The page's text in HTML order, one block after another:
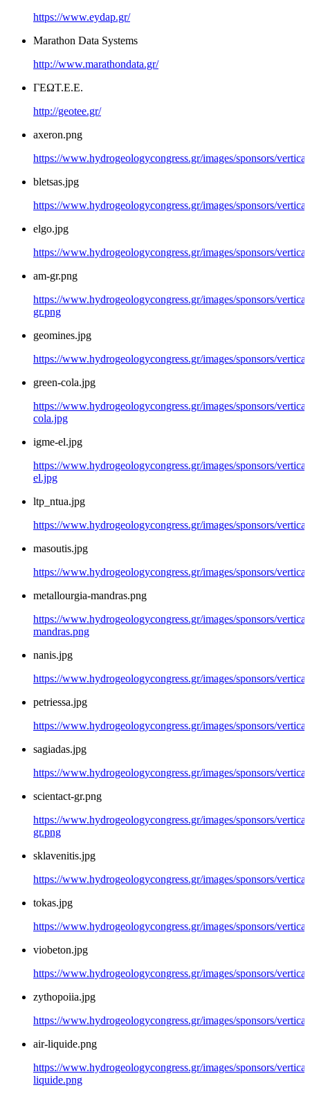
https://www.eydap.gr/
Marathon Data Systems
http://www.marathondata.gr/
ΓΕΩΤ.Ε.Ε.
http://geotee.gr/
axeron.png
https://www.hydrogeologycongress.gr/images/sponsors/
bletsas.jpg
https://www.hydrogeologycongress.gr/images/sponsors/
elgo.jpg
https://www.hydrogeologycongress.gr/images/sponsors/
am-gr.png
https://www.hydrogeologycongress.gr/images/sponsors/
gr.png
geomines.jpg
https://www.hydrogeologycongress.gr/images/sponsors/
green-cola.jpg
https://www.hydrogeologycongress.gr/images/sponsors/
cola.jpg
igme-el.jpg
https://www.hydrogeologycongress.gr/images/sponsors/
el.jpg
ltp_ntua.jpg
https://www.hydrogeologycongress.gr/images/sponsors/
masoutis.jpg
https://www.hydrogeologycongress.gr/images/sponsors/
metallourgia-mandras.png
https://www.hydrogeologycongress.gr/images/sponsors/
mandras.png
nanis.jpg
https://www.hydrogeologycongress.gr/images/sponsors/
petriessa.jpg
https://www.hydrogeologycongress.gr/images/sponsors/
sagiadas.jpg
https://www.hydrogeologycongress.gr/images/sponsors/
scientact-gr.png
https://www.hydrogeologycongress.gr/images/sponsors/
gr.png
sklavenitis.jpg
https://www.hydrogeologycongress.gr/images/sponsors/
tokas.jpg
https://www.hydrogeologycongress.gr/images/sponsors/
viobeton.jpg
https://www.hydrogeologycongress.gr/images/sponsors/
zythopoiia.jpg
https://www.hydrogeologycongress.gr/images/sponsors/
air-liquide.png
https://www.hydrogeologycongress.gr/images/sponsors/
liquide.png